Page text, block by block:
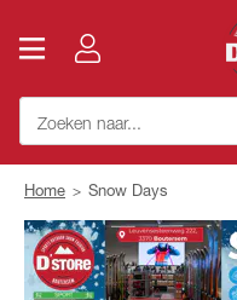
Home > Snow Days